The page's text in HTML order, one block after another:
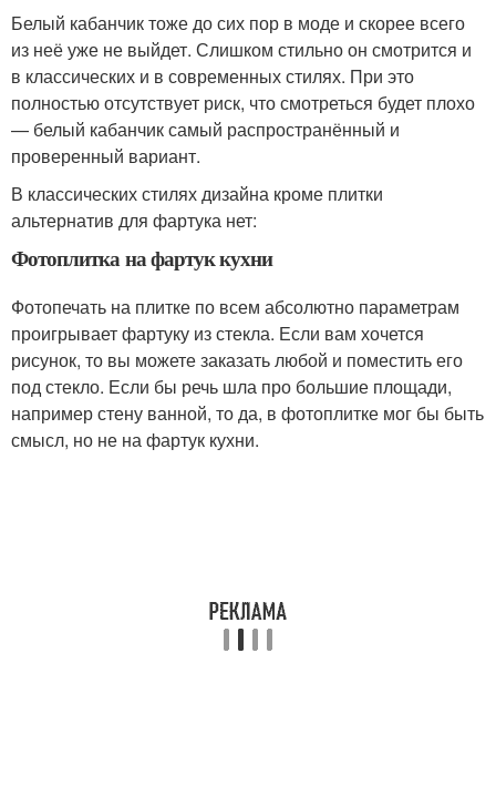
Белый кабанчик тоже до сих пор в моде и скорее всего
из неё уже не выйдет. Слишком стильно он смотрится и
в классических и в современных стилях. При это
полностью отсутствует риск, что смотреться будет плохо
— белый кабанчик самый распространённый и
проверенный вариант.
В классических стилях дизайна кроме плитки
альтернатив для фартука нет:
Фотоплитка на фартук кухни
Фотопечать на плитке по всем абсолютно параметрам
проигрывает фартуку из стекла. Если вам хочется
рисунок, то вы можете заказать любой и поместить его
под стекло. Если бы речь шла про большие площади,
например стену ванной, то да, в фотоплитке мог бы быть
смысл, но не на фартук кухни.